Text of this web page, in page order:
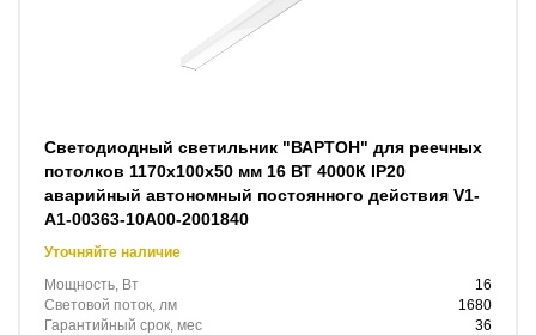
Светодиодный светильник "ВАРТОН" для реечных
потолков 1170х100х50 мм 16 ВТ 4000К IP20
аварийный автономный постоянного действия V1-
A1-00363-10A00-2001840
Уточняйте наличие
Мощность, Вт
16
Световой поток, лм
1680
Гарантийный срок, мес
36